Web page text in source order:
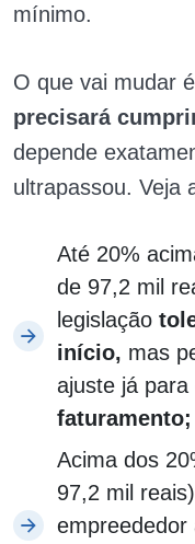
mínimo.
O que vai mudar
precisará
depende
ultrapassou. Veja
Até 20%
de 97,2 mil
legislação
início, mas
ajuste já para
faturamento;
Acima dos
97,2 mil
empreededor